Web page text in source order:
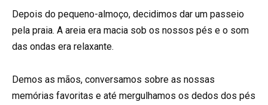
Depois do pequeno-almoço, decidimos dar um passeio
pela praia. A areia era macia sob os nossos pés e o som
das ondas era relaxante.
Demos as mãos, conversamos sobre as nossas
memórias favoritas e até mergulhamos os dedos dos pés